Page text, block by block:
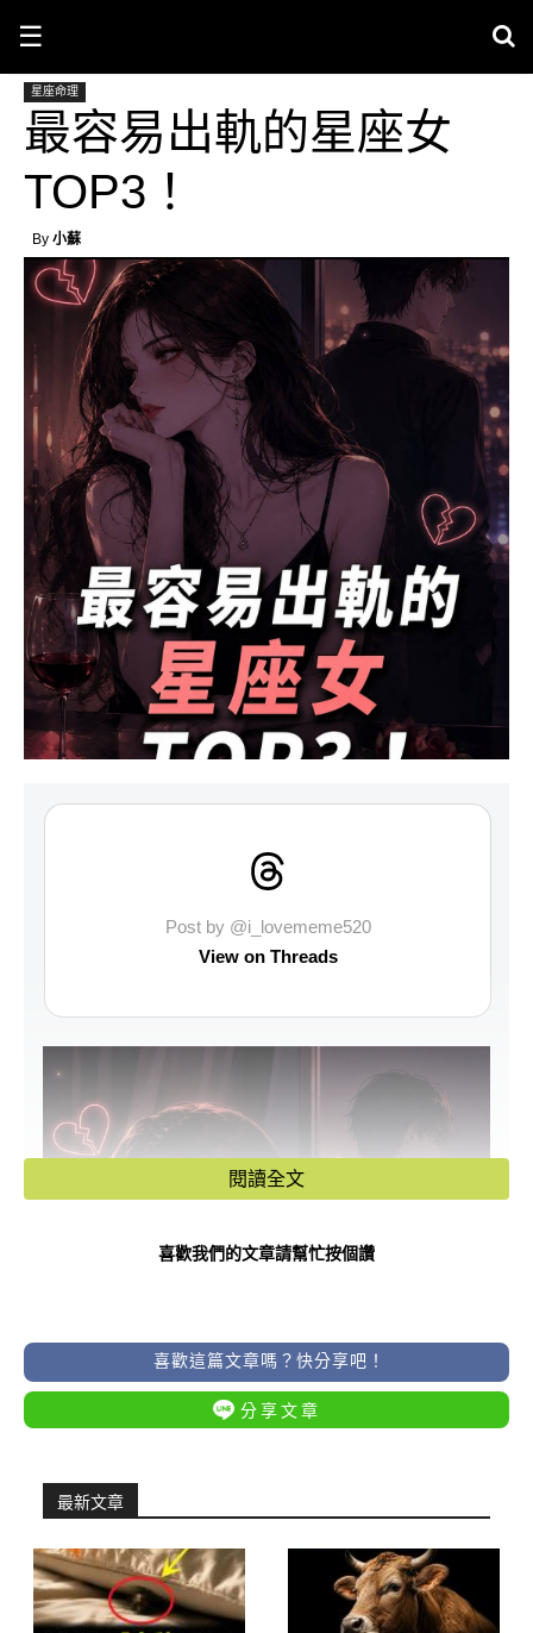
☰
星座命理
最容易出軌的星座女
TOP3！
By 小蘇
Post by @i_lovememe520
View on Threads
閱讀全文
喜歡我們的文章請幫忙按個讚
喜歡這篇文章嗎？快分享吧！
分享文章
最新文章